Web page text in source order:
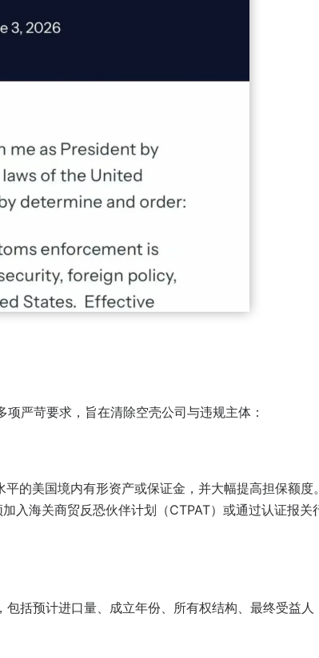
严苛要求，旨在清除空壳公司与违规主体：
的美国境内有形资产或保证金，并大幅提高担保额度
入海关商贸反恐伙伴计划（CTPAT）或通过认证报关
括预计进口量、成立年份、所有权结构、最终受益人